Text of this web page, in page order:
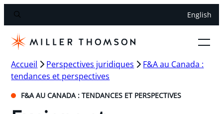
English
Accueil Perspectives juridiques
F&A au Canada :
tendances et perspectives
F&A AU CANADA : TENDANCES ET PERSPECTIVES